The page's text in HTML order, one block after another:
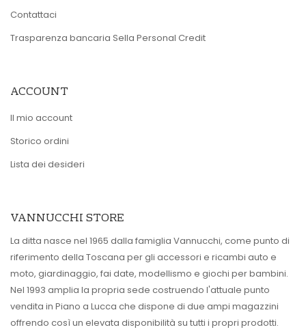
Contattaci
Trasparenza bancaria Sella Personal Credit
ACCOUNT
Il mio account
Storico ordini
Lista dei desideri
VANNUCCHI STORE
La ditta nasce nel 1965 dalla famiglia Vannucchi, come punto di
riferimento della Toscana per gli accessori e ricambi auto e
moto, giardinaggio, fai date, modellismo e giochi per bambini.
Nel 1993 amplia la propria sede costruendo l'attuale punto
vendita in Piano a Lucca che dispone di due ampi magazzini
offrendo così un elevata disponibilità su tutti i propri prodotti.